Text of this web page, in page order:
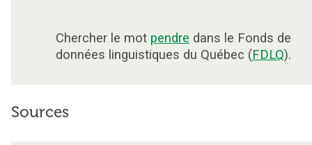
Chercher le mot pendre dans le Fonds de
données linguistiques du Québec (FDLQ).
Sources